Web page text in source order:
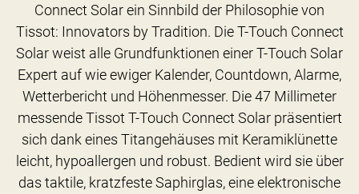
Connect Solar ein Sinnbild der Philosophie von
Tissot: Innovators by Tradition. Die T-Touch Connect
Solar weist alle Grundfunktionen einer T-Touch Solar
Expert auf wie ewiger Kalender, Countdown, Alarme,
Wetterbericht und Höhenmesser. Die 47 Millimeter
messende Tissot T-Touch Connect Solar präsentiert
sich dank eines Titangehäuses mit Keramiklünette
leicht, hypoallergen und robust. Bedient wird sie über
das taktile, kratzfeste Saphirglas, eine elektronische